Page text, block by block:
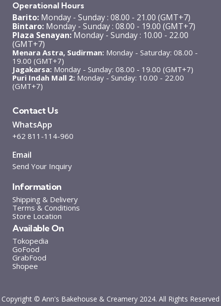
Operational Hours
Barito: Monday - Sunday : 08.00 - 21.00 (GMT+7)
Bintaro: Monday - Sunday : 08.00 - 19.00 (GMT+7)
Plaza Senayan: Monday - Sunday : 10.00 - 22.00
(GMT+7)
Menara Astra, Sudirman: Monday - Saturday: 08.00 -
19.00 (GMT+7)
Jagakarsa: Monday - Sunday: 08.00 - 19.00 (GMT+7)
Puri Indah Mall 2: Monday - Sunday: 10.00 - 22.00
(GMT+7)
Contact Us
WhatsApp
+62 811-114-960
Email
Send Your Inquiry
Information
Shipping & Delivery
Terms & Conditions
Store Location
Available On
Tokopedia
GoFood
GrabFood
Shopee
Copyright © Ann's Bakehouse & Creamery 2024. All Rights Reserved